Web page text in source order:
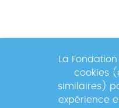
La
cookies
similaires)
expérience